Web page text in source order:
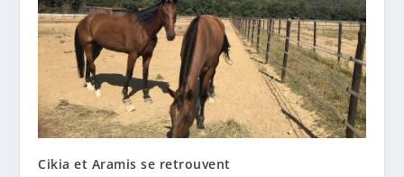
Cikia et Aramis se retrouvent